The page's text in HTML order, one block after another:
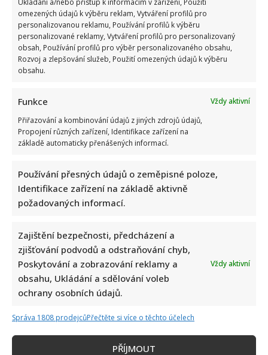
omezených údajů k výběru reklam, Vytváření profilů pro
personalizovanou reklamu, Používání profilů k výběru
personalizované reklamy, Vytváření profilů pro personalizovaný
obsah, Používání profilů pro výběr personalizovaného obsahu,
Rozvoj a zlepšování služeb, Použití omezených údajů k výběru
obsahu.
Funkce
Vždy aktivní
Přiřazování a kombinování údajů z jiných zdrojů údajů,
Propojení různých zařízení, Identifikace zařízení na
základě automaticky přenášených informací.
Používání přesných údajů o zeměpisné poloze,
Identifikace zařízení na základě aktivně
požadovaných informací.
Zajištění bezpečnosti, předcházení a
zjišťování podvodů a odstraňování chyb,
Poskytování a zobrazování reklamy a
obsahu, Ukládání a sdělování voleb
ochrany osobních údajů.
Vždy aktivní
Správa 1808 prodejcůPřečtěte si více o těchto účelech
PŘÍJMOUT